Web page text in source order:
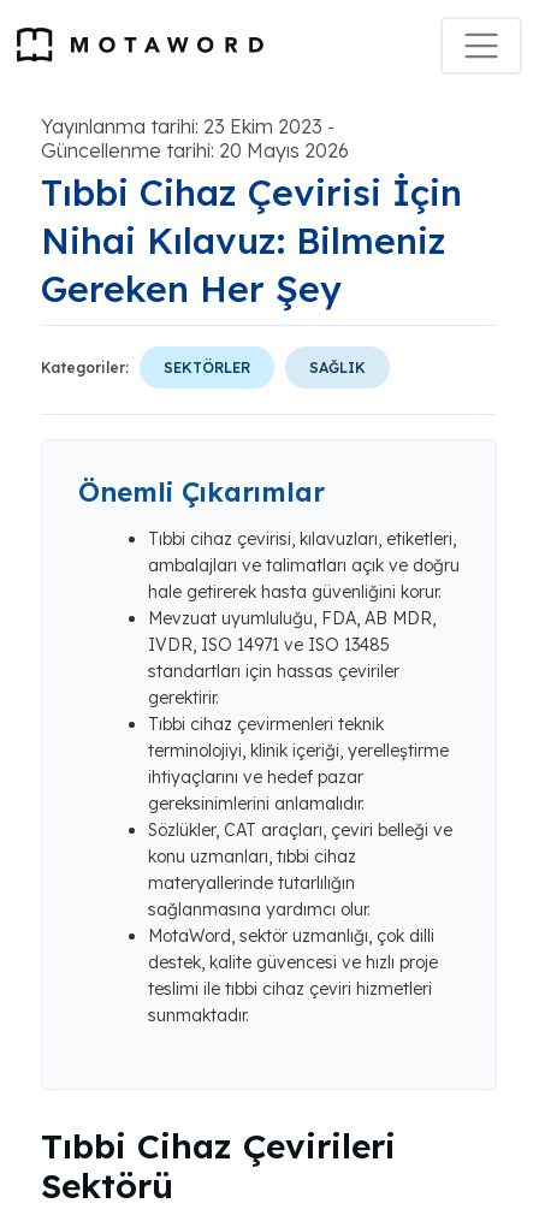
Yayınlanma tarihi: 23 Ekim 2023 -
Güncellenme tarihi: 20 Mayıs 2026
Tıbbi Cihaz Çevirisi İçin
Nihai Kılavuz: Bilmeniz
Gereken Her Şey
Kategoriler: SEKTÖRLER SAĞLIK
Önemli Çıkarımlar
Tıbbi cihaz çevirisi, kılavuzları, etiketleri,
ambalajları ve talimatları açık ve doğru
hale getirerek hasta güvenliğini korur.
Mevzuat uyumluluğu, FDA, AB MDR,
IVDR, ISO 14971 ve ISO 13485
standartları için hassas çeviriler
gerektirir.
Tıbbi cihaz çevirmenleri teknik
terminolojiyi, klinik içeriği, yerelleştirme
ihtiyaçlarını ve hedef pazar
gereksinimlerini anlamalıdır.
Sözlükler, CAT araçları, çeviri belleği ve
konu uzmanları, tıbbi cihaz
materyallerinde tutarlılığın
sağlanmasına yardımcı olur.
MotaWord, sektör uzmanlığı, çok dilli
destek, kalite güvencesi ve hızlı proje
teslimi ile tıbbi cihaz çeviri hizmetleri
sunmaktadır.
Tıbbi Cihaz Çevirileri
Sektörü